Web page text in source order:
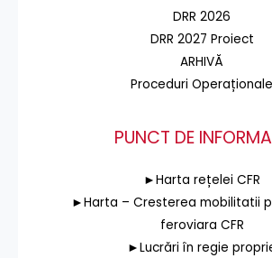
DRR 2026
DRR 2027 Proiect
ARHIVĂ
Proceduri Operaționale
PUNCT DE
►Harta rețelei CFR
►Harta – Cresterea mobilitatii
feroviara CFR
►Lucrări în regie